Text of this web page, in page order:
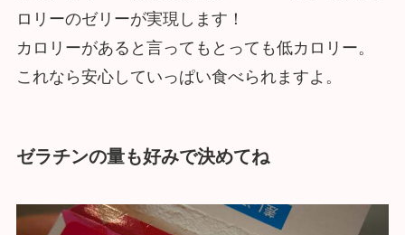
ロリーのゼリーが実現します！
カロリーがあると言ってもとっても低カロリー。
これなら安心していっぱい食べられますよ。
ゼラチンの量も好みで決めてね